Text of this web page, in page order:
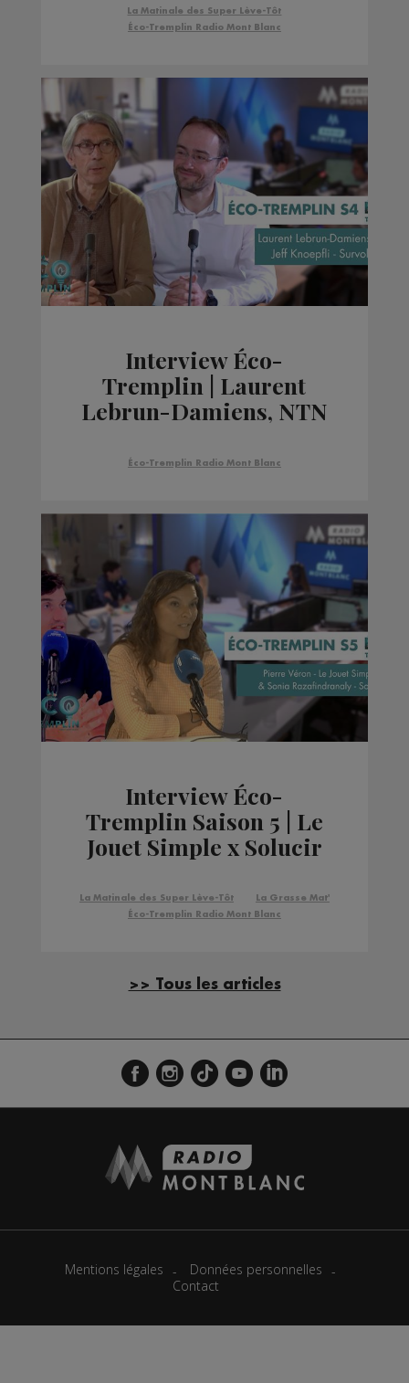
La Matinale des Super Lève-Tôt
Éco-Tremplin Radio Mont Blanc
Interview Éco-
Tremplin | Laurent
Lebrun-Damiens, NTN
Survoltage
Éco-Tremplin Radio Mont Blanc
Interview Éco-
Tremplin Saison 5 | Le
Jouet Simple x Solucir
La Matinale des Super Lève-Tôt
La Grasse Mat'
Éco-Tremplin Radio Mont Blanc
>> Tous les articles
Mentions légales
Données personnelles
Contact